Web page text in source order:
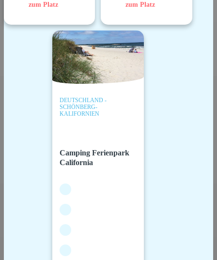
zum Platz zum Platz
DEUTSCHLAND -
SCHÖNBERG-
KALIFORNIEN
Camping Ferienpark
California